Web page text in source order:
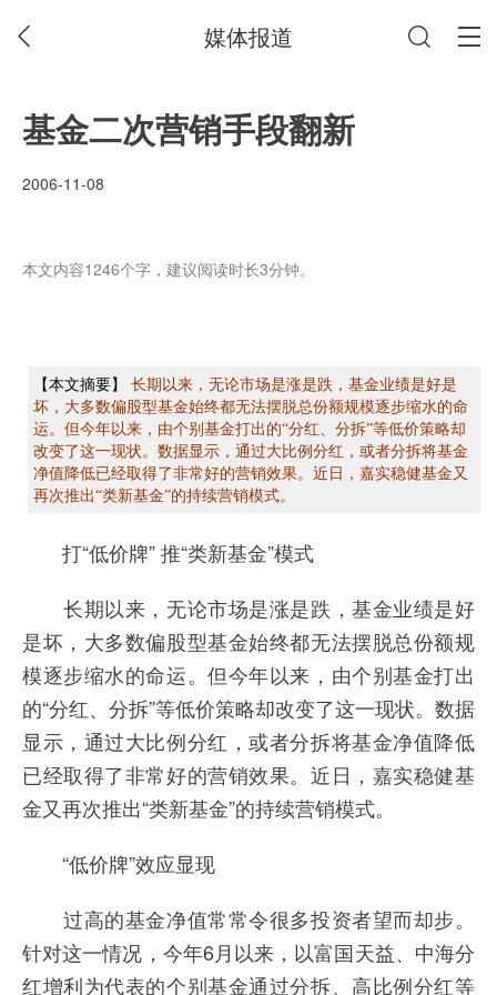
媒体报道
基金二次营销手段翻新
2006-11-08
本文内容1246个字，建议阅读时长3分钟。
【本文摘要】
长期以来，无论市场是涨是跌，基金业绩是好是
坏，大多数偏股型基金始终都无法摆脱总份额规模逐步缩水的命
运。但今年以来，由个别基金打出的“分红、分拆”等低价策略却
改变了这一现状。数据显示，通过大比例分红，或者分拆将基金
净值降低已经取得了非常好的营销效果。近日，嘉实稳健基金又
再次推出“类新基金”的持续营销模式。
打“低价牌” 推“类新基金”模式
长期以来，无论市场是涨是跌，基金业绩是好
是坏，大多数偏股型基金始终都无法摆脱总份额规
模逐步缩水的命运。但今年以来，由个别基金打出
的“分红、分拆”等低价策略却改变了这一现状。数据
显示，通过大比例分红，或者分拆将基金净值降低
已经取得了非常好的营销效果。近日，嘉实稳健基
金又再次推出“类新基金”的持续营销模式。
“低价牌”效应显现
过高的基金净值常常令很多投资者望而却步。
针对这一情况，今年6月以来，以富国天益、中海分
红增利为代表的个别基金通过分拆、高比例分红等